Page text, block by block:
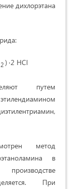
дихлорэтана
2) ‧2 HCl
путем
метод
в
При